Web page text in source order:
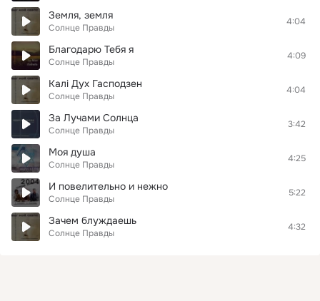
Земля, земля
Солнце Правды
4:04
Благодарю Тебя я
Солнце Правды
4:09
Калі Дух Гасподзен
Солнце Правды
4:04
За Лучами Солнца
Солнце Правды
3:42
Моя душа
Солнце Правды
4:25
И повелительно и нежно
Солнце Правды
5:22
Зачем блуждаешь
Солнце Правды
4:32